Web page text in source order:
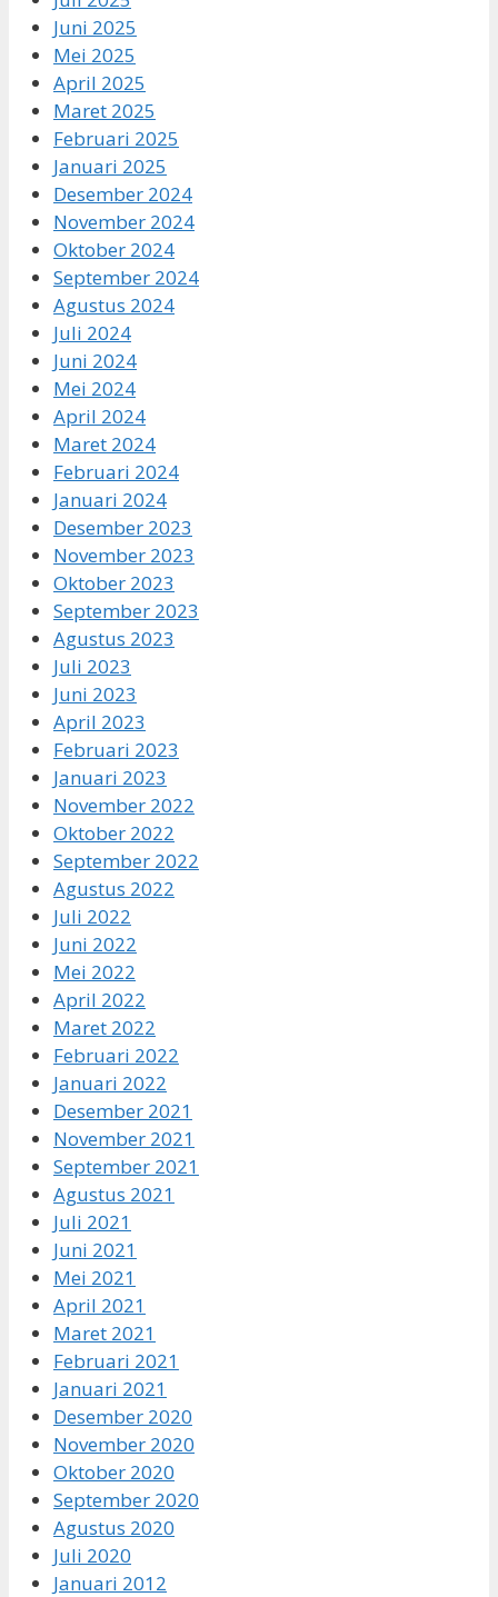
Juni 2025
Mei 2025
April 2025
Maret 2025
Februari 2025
Januari 2025
Desember 2024
November 2024
Oktober 2024
September 2024
Agustus 2024
Juli 2024
Juni 2024
Mei 2024
April 2024
Maret 2024
Februari 2024
Januari 2024
Desember 2023
November 2023
Oktober 2023
September 2023
Agustus 2023
Juli 2023
Juni 2023
April 2023
Februari 2023
Januari 2023
November 2022
Oktober 2022
September 2022
Agustus 2022
Juli 2022
Juni 2022
Mei 2022
April 2022
Maret 2022
Februari 2022
Januari 2022
Desember 2021
November 2021
September 2021
Agustus 2021
Juli 2021
Juni 2021
Mei 2021
April 2021
Maret 2021
Februari 2021
Januari 2021
Desember 2020
November 2020
Oktober 2020
September 2020
Agustus 2020
Juli 2020
Januari 2012